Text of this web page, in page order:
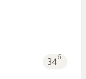
34б.